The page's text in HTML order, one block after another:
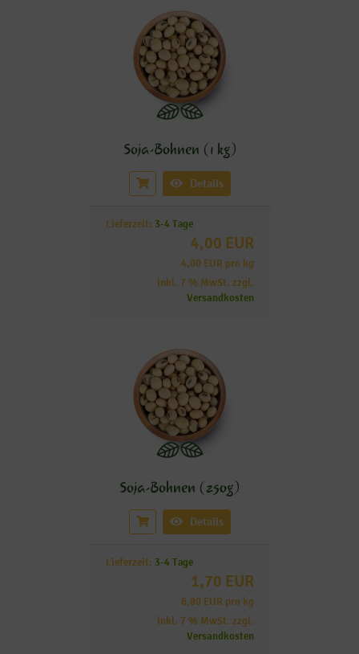
Soja-Bohnen (1 kg)
Details
Lieferzeit: 3-4 Tage
4,00 EUR
4,00 EUR pro kg
inkl. 7 % MwSt. zzgl.
Versandkosten
Soja-Bohnen (250g)
Details
Lieferzeit: 3-4 Tage
1,70 EUR
6,80 EUR pro kg
inkl. 7 % MwSt. zzgl.
Versandkosten